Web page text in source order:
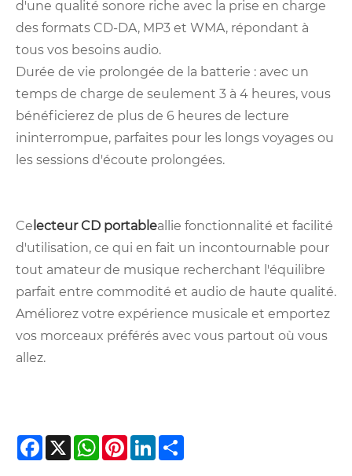
d'une qualité sonore riche avec la prise en charge
des formats CD-DA, MP3 et WMA, répondant à
tous vos besoins audio.
Durée de vie prolongée de la batterie : avec un
temps de charge de seulement 3 à 4 heures, vous
bénéficierez de plus de 6 heures de lecture
ininterrompue, parfaites pour les longs voyages ou
les sessions d'écoute prolongées.
Ce lecteur CD portableallie fonctionnalité et facilité
d'utilisation, ce qui en fait un incontournable pour
tout amateur de musique recherchant l'équilibre
parfait entre commodité et audio de haute qualité.
Améliorez votre expérience musicale et emportez
vos morceaux préférés avec vous partout où vous
allez.
Facebook
X WhatsApp
PinterestLinkedIn